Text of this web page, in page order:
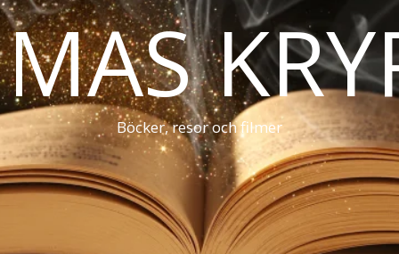
Böcker, resor och filmer